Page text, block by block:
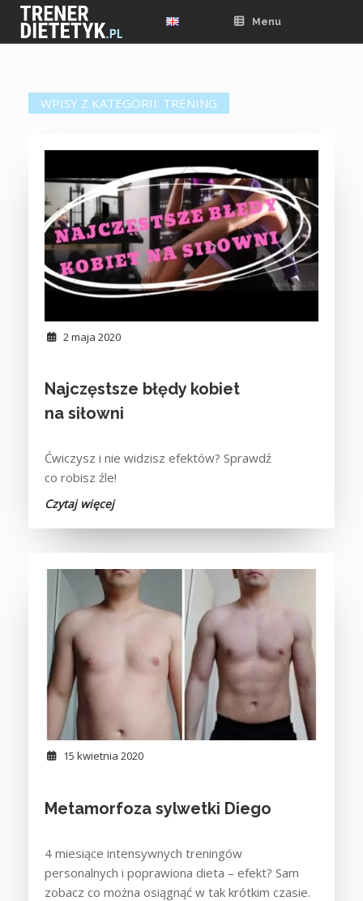
content
Menu
WPISY Z KATEGORII: TRENING
2 maja 2020
Najczęstsze błędy kobiet
na siłowni
Ćwiczysz i nie widzisz efektów? Sprawdź
co robisz źle!
Czytaj więcej
15 kwietnia 2020
Metamorfoza sylwetki Diego
4 miesiące intensywnych treningów
personalnych i poprawiona dieta – efekt? Sam
zobacz co można osiągnąć w tak krótkim czasie.